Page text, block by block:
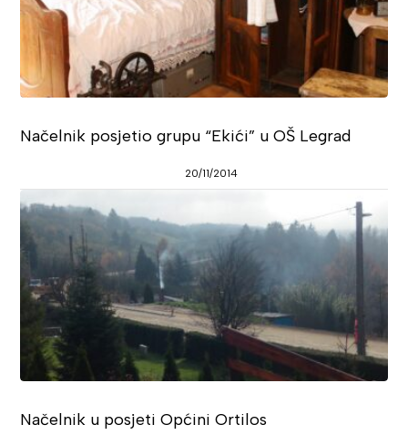
Načelnik posjetio grupu “Ekići” u OŠ Legrad
20/11/2014
Načelnik u posjeti Općini Ortilos